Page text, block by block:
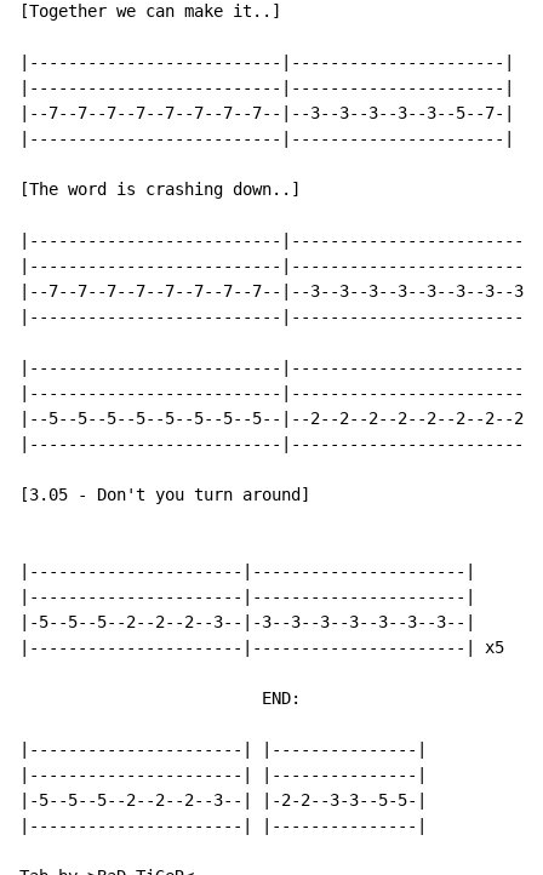
[Together we can make it..]
|--------------------------|----------------------|
|--------------------------|----------------------|
|--7--7--7--7--7--7--7--7--|--3--3--3--3--3--5--7-|
|--------------------------|----------------------|
[The word is crashing down..]
|--------------------------
|--------------------------
|--7--7--7--7--7--7--7--7--|--3--3--3--3--3--3--3--
|--------------------------
|--------------------------
|--------------------------
|--5--5--5--5--5--5--5--5--|--2--2--2--2--2--2--2--
|--------------------------
[3.05 - Don't you turn around]
|----------------------|----------------------|
|----------------------|----------------------|
|-5--5--5--2--2--2--3--|-3--3--3--3--3--3--3--|
|----------------------|----------------------| x5
                         END:
|----------------------| |---------------|
|----------------------| |---------------|
|-5--5--5--2--2--2--3--| |-2-2--3-3--5-5-|
|----------------------| |---------------|